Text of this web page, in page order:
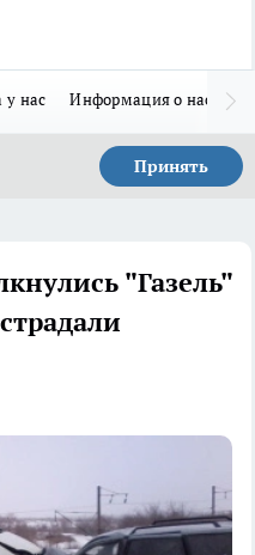
у нас Информация о нас
Принять
"Газель"